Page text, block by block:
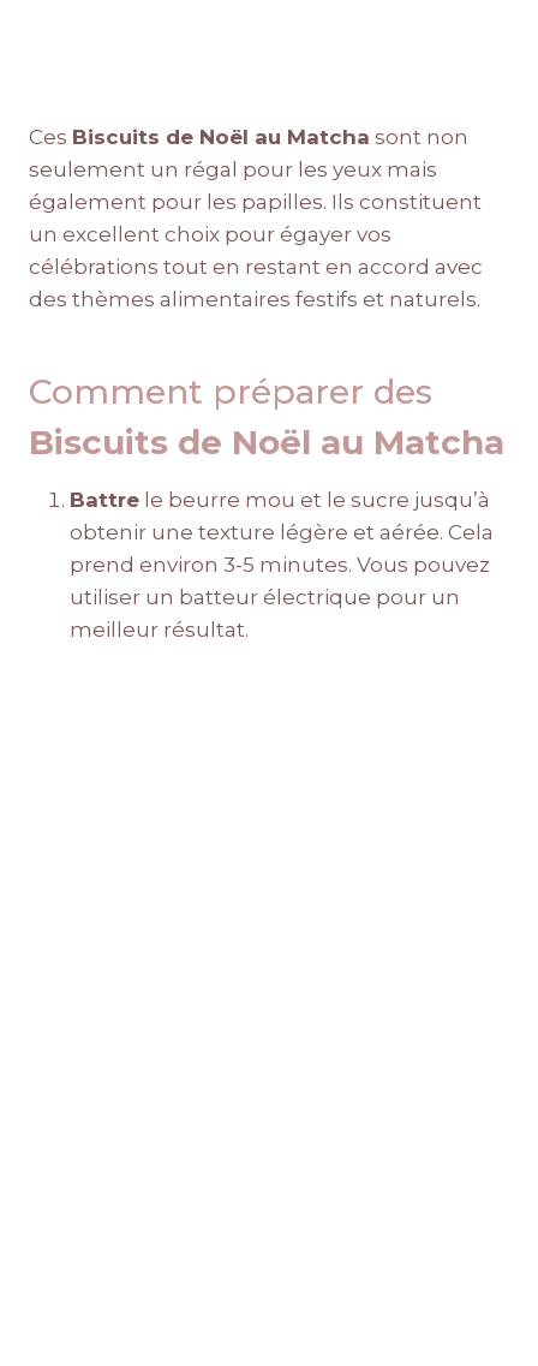
Ces Biscuits de Noël au Matcha sont non
seulement un régal pour les yeux mais
également pour les papilles. Ils constituent
un excellent choix pour égayer vos
célébrations tout en restant en accord avec
des thèmes alimentaires festifs et naturels.
Comment préparer des
Biscuits de Noël au Matcha
Battre le beurre mou et le sucre jusqu’à
obtenir une texture légère et aérée. Cela
prend environ 3-5 minutes. Vous pouvez
utiliser un batteur électrique pour un
meilleur résultat.